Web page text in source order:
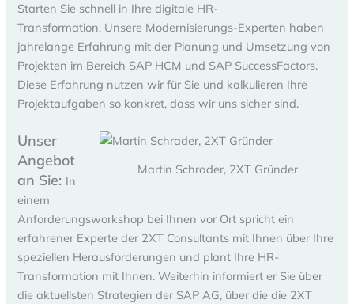
Starten Sie schnell in Ihre digitale HR-
Transformation. Unsere Modernisierungs-Experten haben
jahrelange Erfahrung mit der Planung und Umsetzung von
Projekten im Bereich SAP HCM und SAP SuccessFactors.
Diese Erfahrung nutzen wir für Sie und kalkulieren Ihre
Projektaufgaben so konkret, dass wir uns sicher sind.
Martin Schrader, 2XT Gründer
Unser
Angebot
an Sie: In
einem
Anforderungsworkshop bei Ihnen vor Ort spricht ein
erfahrener Experte der 2XT Consultants mit Ihnen über Ihre
speziellen Herausforderungen und plant Ihre HR-
Transformation mit Ihnen. Weiterhin informiert er Sie über
die aktuellsten Strategien der SAP AG, über die die 2XT